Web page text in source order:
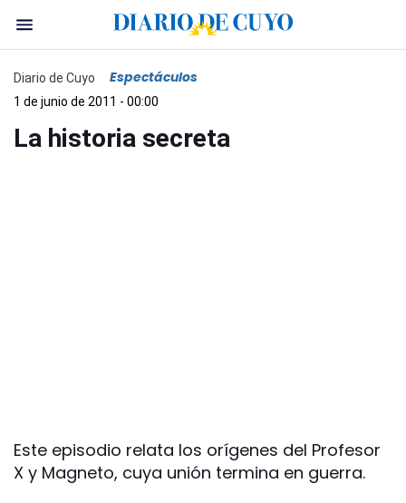
Diario de Cuyo Espectáculos
1 de junio de 2011 - 00:00
La historia secreta
Este episodio relata los orígenes del Profesor
X y Magneto, cuya unión termina en guerra.